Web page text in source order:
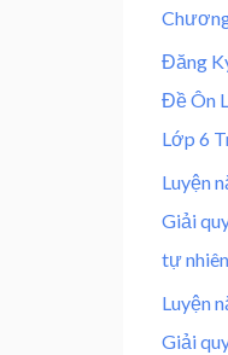
Đăng
Đề Ôn
Lớp 6
Luyện
Giải
tự nhiên
Luyện
Giải